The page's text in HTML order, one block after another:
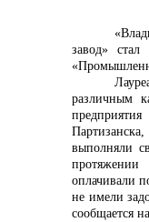
+7 (423)
завод» стал
различным
выполняли
протяжении
оплачивали
не имели
сообщается